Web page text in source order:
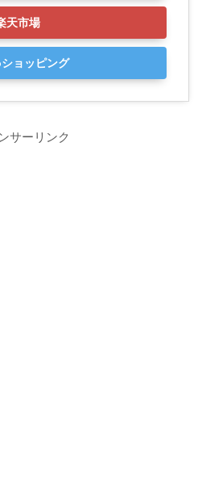
天市場
ョッピング
サーリンク